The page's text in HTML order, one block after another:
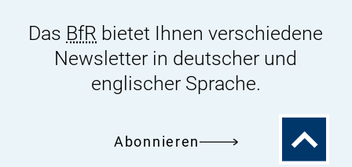
Das BfR bietet Ihnen verschiedene
Newsletter in deutscher und
englischer Sprache.
Abonnieren
Zum